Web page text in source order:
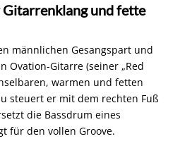
und fette
männlichen Gesangspart und
Ovation-Gitarre (seiner „Red
warmen und fetten
steuert er mit dem rechten Fuß
die Bassdrum eines
für den vollen Groove.